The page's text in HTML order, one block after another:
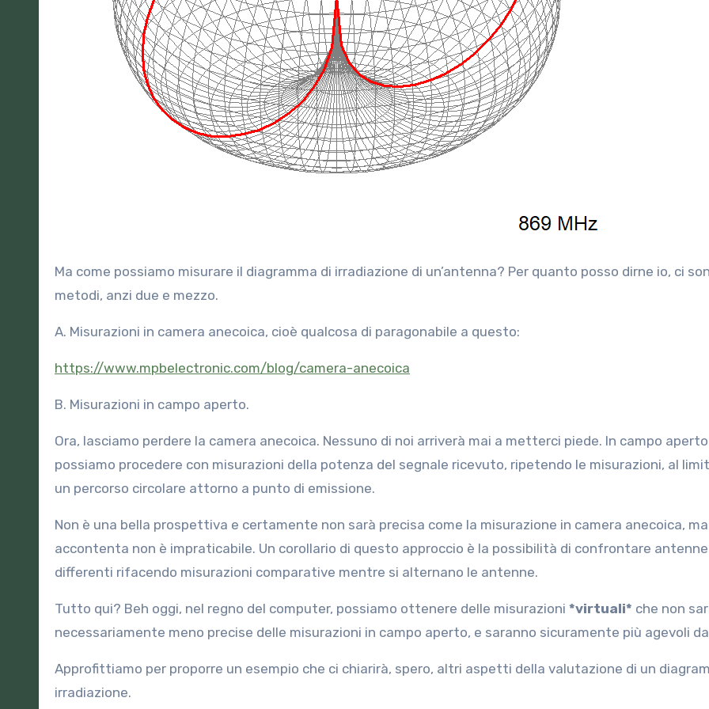
Ma come possiamo misurare il diagramma di irradiazione di un’antenna? Per quanto posso dirne io, ci
metodi, anzi due e mezzo.
A. Misurazioni in camera anecoica, cioè qualcosa di paragonabile a questo:
https://www.mpbelectronic.com/blog/camera-anecoica
B. Misurazioni in campo aperto.
Ora, lasciamo perdere la camera anecoica. Nessuno di noi arriverà mai a metterci piede. In campo aperto
possiamo procedere con misurazioni della potenza del segnale ricevuto, ripetendo le misurazioni, al
un percorso circolare attorno a punto di emissione.
Non è una bella prospettiva e certamente non sarà precisa come la misurazione in camera anecoica,
accontenta non è impraticabile. Un corollario di questo approccio è la possibilità di confrontare antenne
differenti rifacendo misurazioni comparative mentre si alternano le antenne.
Tutto qui? Beh oggi, nel regno del computer, possiamo ottenere delle misurazioni *virtuali* che non
necessariamente meno precise delle misurazioni in campo aperto, e saranno sicuramente più agevoli
Approfittiamo per proporre un esempio che ci chiarirà, spero, altri aspetti della valutazione di un
irradiazione.